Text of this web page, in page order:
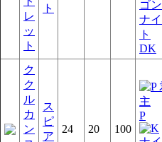
レ
ッ
ト
ト
DK
ク
ク
ル
カ
ン
ス
ピ
ア
24 20 100
P